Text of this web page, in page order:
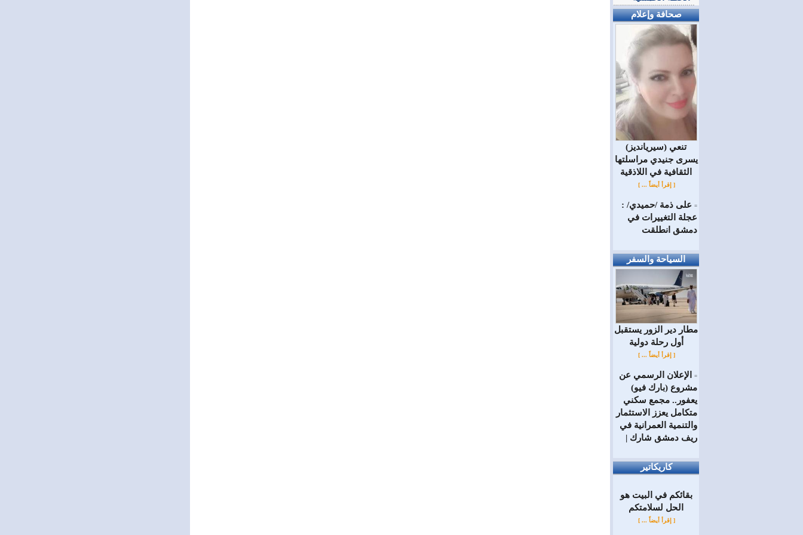
صحافة وإعلام
(سيريانديز) تنعي
يسرى جنيدي مراسلتها
الثقافية في اللاذقية
[ إقرأ أيضاً ... ]
= على ذمة /حميدي/ :
عجلة التغييرات في
دمشق انطلقت
السياحة والسفر
مطار دير الزور يستقبل
أول رحلة دولية
[ إقرأ أيضاً ... ]
=
الإعلان الرسمي عن
مشروع (بارك فيو)
يعفور.. مجمع سكني
متكامل يعزز الاستثمار
والتنمية العمرانية في
ريف دمشق شارك |
كاريكاتير
بقائكم في البيت هو
الحل لسلامتكم
[ إقرأ أيضاً ... ]